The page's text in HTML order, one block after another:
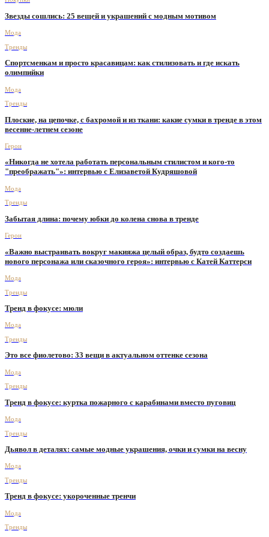
Звезды сошлись: 25 вещей и украшений с модным мотивом
Мода
Тренды
Спортсменкам и просто красавицам: как стилизовать и где искать
олимпийки
Мода
Тренды
Плоские, на цепочке, с бахромой и из ткани: какие сумки в тренде в этом
весенне-летнем сезоне
Герои
«Никогда не хотела работать персональным стилистом и кого-то
"преображать"»: интервью с Елизаветой Кудряшовой
Мода
Тренды
Забытая длина: почему юбки до колена снова в тренде
Герои
«Важно выстраивать вокруг макияжа целый образ, будто создаешь
нового персонажа или сказочного героя»: интервью с Катей Каттерси
Мода
Тренды
Тренд в фокусе: мюли
Мода
Тренды
Это все фиолетово: 33 вещи в актуальном оттенке сезона
Мода
Тренды
Тренд в фокусе: куртка пожарного с карабинами вместо пуговиц
Мода
Тренды
Дьявол в деталях: самые модные украшения, очки и сумки на весну
Мода
Тренды
Тренд в фокусе: укороченные тренчи
Мода
Тренды